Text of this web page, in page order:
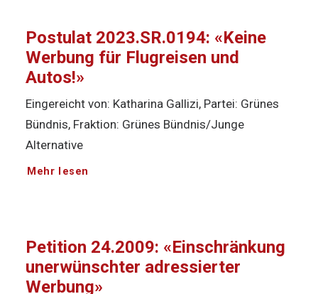
Postulat 2023.SR.0194: «Keine
Werbung für Flugreisen und
Autos!»
Eingereicht von: Katharina Gallizi, Partei: Grünes
Bündnis, Fraktion: Grünes Bündnis/Junge
Alternative
Mehr lesen
Petition 24.2009: «Einschränkung
unerwünschter adressierter
Werbung»